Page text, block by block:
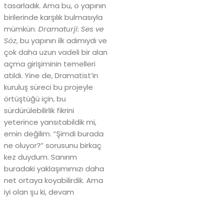
tasarladık. Ama bu, o yapının
birilerinde karşılık bulmasıyla
mümkün. Dramaturji: Ses ve
Söz, bu yapının ilk adımıydı ve
çok daha uzun vadeli bir alan
açma girişiminin temelleri
atıldı. Yine de, Dramatist’in
kuruluş süreci bu projeyle
örtüştüğü için, bu
sürdürülebilirlik fikrini
yeterince yansıtabildik mi,
emin değilim. “Şimdi burada
ne oluyor?” sorusunu birkaç
kez duydum. Sanırım
buradaki yaklaşımımızı daha
net ortaya koyabilirdik. Ama
iyi olan şu ki, devam